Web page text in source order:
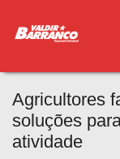
Agricultores
soluções
atividade